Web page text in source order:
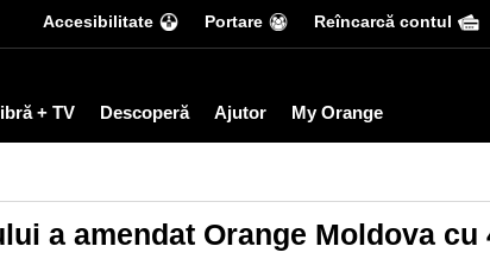
Accesibilitate Portare Reîncarcă contul
+ TV Descoperă Ajutor My Orange
a amendat Orange Moldova cu